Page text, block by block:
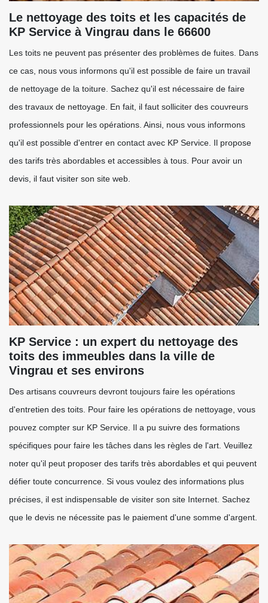
Le nettoyage des toits et les capacités de
KP Service à Vingrau dans le 66600
Les toits ne peuvent pas présenter des problèmes de fuites. Dans
ce cas, nous vous informons qu'il est possible de faire un travail
de nettoyage de la toiture. Sachez qu'il est nécessaire de faire
des travaux de nettoyage. En fait, il faut solliciter des couvreurs
professionnels pour les opérations. Ainsi, nous vous informons
qu'il est possible d'entrer en contact avec KP Service. Il propose
des tarifs très abordables et accessibles à tous. Pour avoir un
devis, il faut visiter son site web.
KP Service : un expert du nettoyage des
toits des immeubles dans la ville de
Vingrau et ses environs
Des artisans couvreurs devront toujours faire les opérations
d'entretien des toits. Pour faire les opérations de nettoyage, vous
pouvez compter sur KP Service. Il a pu suivre des formations
spécifiques pour faire les tâches dans les règles de l'art. Veuillez
noter qu'il peut proposer des tarifs très abordables et qui peuvent
défier toute concurrence. Si vous voulez des informations plus
précises, il est indispensable de visiter son site Internet. Sachez
que le devis ne nécessite pas le paiement d'une somme d'argent.